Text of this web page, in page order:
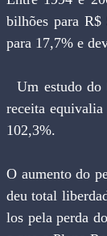
bilhões para
para 17,7% e
receita equivalia
102,3%.
O aumento do
deu total
los pela perda